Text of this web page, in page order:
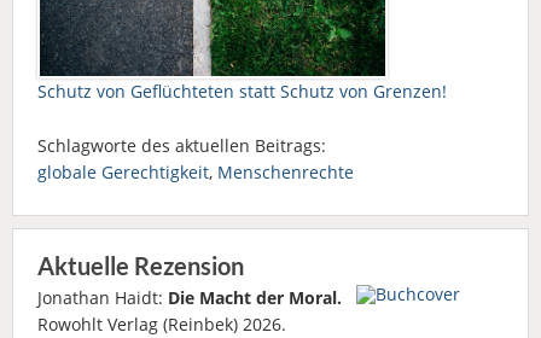
Schutz von Geflüchteten statt Schutz von Grenzen!
Schlagworte des aktuellen Beitrags:
globale Gerechtigkeit, Menschenrechte
Aktuelle Rezension
Jonathan Haidt: Die Macht der Moral.
Rowohlt Verlag (Reinbek) 2026.